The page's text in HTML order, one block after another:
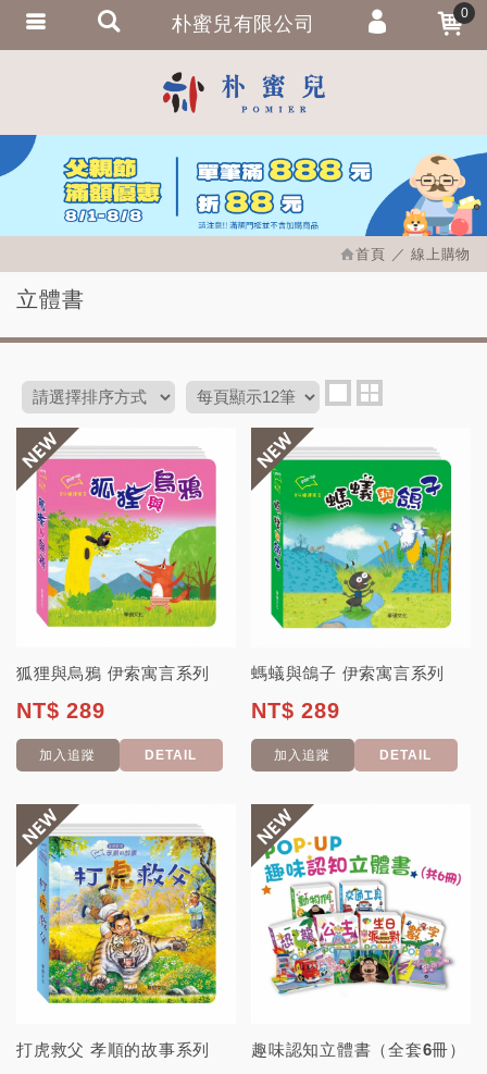
首頁 線上購物
立體書
狐狸與烏鴉 伊索寓言系列
NT$ 289
加入追蹤 DETAIL
螞蟻與鴿子 伊索寓言系列
NT$ 289
加入追蹤 DETAIL
打虎救父 孝順的故事系列 趣味認知立體書（全套6冊）
朴蜜兒有限公司 0
會員登入
會員註冊
忘記密碼
訂單查詢
繁體中文